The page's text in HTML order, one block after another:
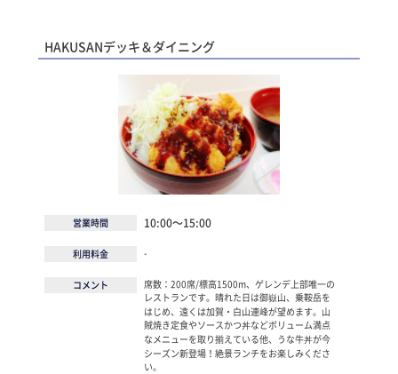
HAKUSANデッキ＆ダイニング
営業時間 10:00～15:00
利用料金 -
コメント
席数：200席/標高1500m、ゲレンデ上部唯一の
レストランです。晴れた日は御嶽山、乗鞍岳を
はじめ、遠くは加賀・白山連峰が望めます。山
賊焼き定食やソースかつ丼などボリューム満点
なメニューを取り揃えている他、うな牛丼が今
シーズン新登場！絶景ランチをお楽しみくださ
い。